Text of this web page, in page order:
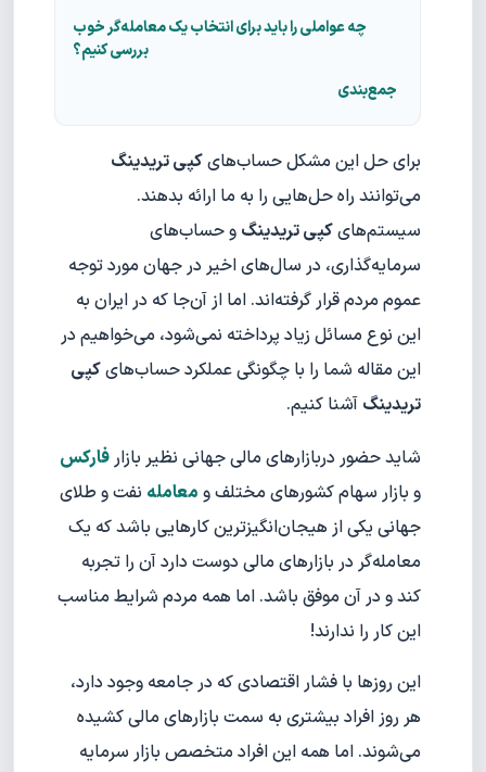
چه عواملی را باید برای انتخاب یک معامله‌گر خوب
بررسی کنیم؟
جمع‌بندی
برای حل این مشکل حساب‌هایکپی تریدینگ
می‌توانند راه حل‌هایی را به ما ارائه بدهند.
سیستم‌هایکپی تریدینگ و حساب‌های
سرمایه‌گذاری، در سال‌های اخیر در جهان مورد توجه
عموم مردم قرار گرفته‌اند. اما از آن‌جا که در ایران به
این نوع مسائل زیاد پرداخته نمی‌شود، می‌خواهیم در
این مقاله شما را با چگونگی عملکرد حساب‌هایکپی
تریدینگ آشنا کنیم.
شاید حضور دربازارهای مالی جهانی نظیر بازارفارکس
و بازار سهام کشورهای مختلف و معامله نفت و طلای
جهانی یکی از هیجان‌انگیزترین کارهایی باشد که یک
معامله‌گر در بازارهای مالی دوست دارد آن را تجربه
کند و در آن موفق باشد. اما همه مردم شرایط مناسب
این کار را ندارند!
این روزها با فشار اقتصادی که در جامعه وجود دارد،
هر روز افراد بیشتری به سمت بازارهای مالی کشیده
می‌شوند. اما همه این افراد متخصص بازار سرمایه